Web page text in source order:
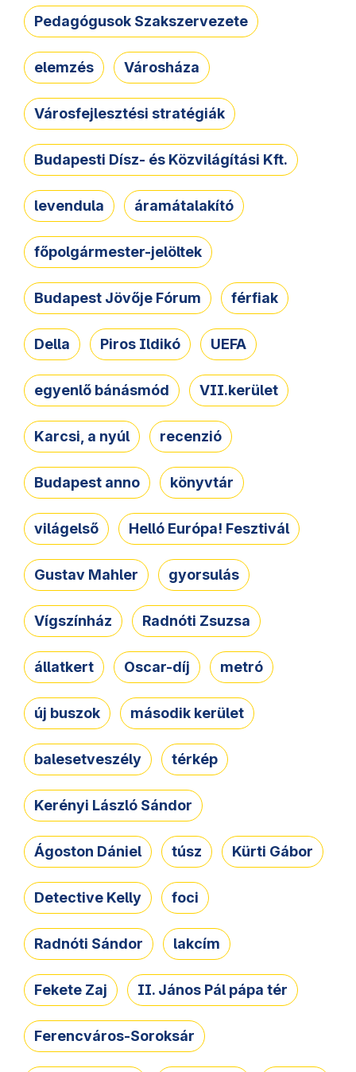
Pedagógusok Szakszervezete
elemzés Városháza
Városfejlesztési stratégiák
Budapesti Dísz- és Közvilágítási Kft.
levendula áramátalakító
főpolgármester-jelöltek
Budapest Jövője Fórum férfiak
Della Piros Ildikó UEFA
egyenlő bánásmód VII.kerület
Karcsi, a nyúl recenzió
Budapest anno könyvtár
világelső Helló Európa! Fesztivál
Gustav Mahler gyorsulás
Vígszínház Radnóti Zsuzsa
állatkert Oscar-díj metró
új buszok második kerület
balesetveszély térkép
Kerényi László Sándor
Ágoston Dániel túsz Kürti Gábor
Detective Kelly foci
Radnóti Sándor lakcím
Fekete Zaj II. János Pál pápa tér
Ferencváros-Soroksár